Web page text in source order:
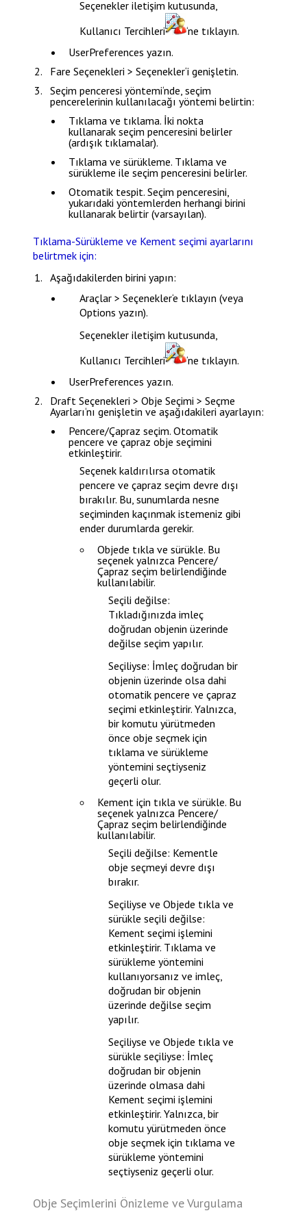
Seçenekler iletişim kutusunda,
Kullanıcı Tercihleri
‘ne tıklayın.
UserPreferences yazın.
Fare Seçenekleri >Seçenekler‘i genişletin.
Seçim penceresi yöntemi‘nde, seçim
pencerelerinin kullanılacağı yöntemi belirtin:
Tıklama ve tıklama. İki nokta
kullanarak seçim penceresini belirler
(ardışık tıklamalar).
Tıklama ve sürükleme. Tıklama ve
sürükleme ile seçim penceresini belirler.
Otomatik tespit. Seçim penceresini,
yukarıdaki yöntemlerden herhangi birini
kullanarak belirtir (varsayılan).
Tıklama-Sürükleme ve Kement seçimi ayarlarını
belirtmek için:
Aşağıdakilerden birini yapın:
Araçlar > Seçenekler‘e tıklayın (veya
Options yazın).
Seçenekler iletişim kutusunda,
Kullanıcı Tercihleri
‘ne tıklayın.
UserPreferences yazın.
Draft Seçenekleri > Obje Seçimi > Seçme
Ayarları‘nı genişletin ve aşağıdakileri ayarlayın:
Pencere/Çapraz seçim. Otomatik
pencere ve çapraz obje seçimini
etkinleştirir.
Seçenek kaldırılırsa otomatik
pencere ve çapraz seçim devre dışı
bırakılır. Bu, sunumlarda nesne
seçiminden kaçınmak istemeniz gibi
ender durumlarda gerekir.
Objede tıkla ve sürükle. Bu
seçenek yalnızca Pencere/
Çapraz seçim belirlendiğinde
kullanılabilir.
Seçili değilse:
Tıkladığınızda imleç
doğrudan objenin üzerinde
değilse seçim yapılır.
Seçiliyse: İmleç doğrudan bir
objenin üzerinde olsa dahi
otomatik pencere ve çapraz
seçimi etkinleştirir. Yalnızca,
bir komutu yürütmeden
önce obje seçmek için
tıklama ve sürükleme
yöntemini seçtiyseniz
geçerli olur.
Kement için tıkla ve sürükle. Bu
seçenek yalnızca Pencere/
Çapraz seçim belirlendiğinde
kullanılabilir.
Seçili değilse: Kementle
obje seçmeyi devre dışı
bırakır.
Seçiliyse veObjede tıkla ve
sürükle seçili değilse:
Kement seçimi işlemini
etkinleştirir. Tıklama ve
sürükleme yöntemini
kullanıyorsanız ve imleç,
doğrudan bir objenin
üzerinde değilse seçim
yapılır.
Seçiliyse veObjede tıkla ve
sürükle seçiliyse: İmleç
doğrudan bir objenin
üzerinde olmasa dahi
Kement seçimi işlemini
etkinleştirir. Yalnızca, bir
komutu yürütmeden önce
obje seçmek için tıklama ve
sürükleme yöntemini
seçtiyseniz geçerli olur.
Obje Seçimlerini Önizleme ve Vurgulama